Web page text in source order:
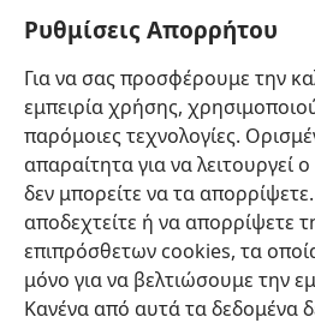
Ρυθμίσεις Απορρήτου
Για να σας προσφέρουμε την
εμπειρία χρήσης,
παρόμοιες τεχνολογίες.
απαραίτητα για να λειτουργεί
δεν μπορείτε να τα
αποδεχτείτε ή να απορρίψετε
επιπρόσθετων cookies, τα
μόνο για να βελτιώσουμε την
Κανένα από αυτά τα δεδομένα
Ελληνική
Copyright© 2026 Watch Tower Bible and
Πολιτική Απορρήτου
JW.ORG